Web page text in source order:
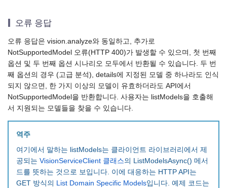
오류 응답
오류 응답은 vision.analyze와 동일하고, 추가로
NotSupportedModel 오류(HTTP 400)가 발생할 수 있으며, 첫 번째
옵션 및 두 번째 옵션 시나리오 모두에서 반환될 수 있습니다. 두 번
째 옵션의 경우 (고급 분석), details에 지정된 모델 중 하나라도 인식
되지 않으면, 한 가지 이상의 모델이 유효하더라도 API에서
NotSupportedModel을 반환합니다. 사용자는 listModels을 호출해
서 지원되는 모델들을 찾을 수 있습니다.
역주
여기에서 말하는 listModels는 클라이언트 라이브러리에서 제
공되는 VisionServiceClient 클래스의 ListModelsAsync() 메서
드를 뜻하는 것으로 보입니다. 이에 대응하는 HTTP API는
GET 방식의
List Domain Specific Models입니다. 예제 코드는